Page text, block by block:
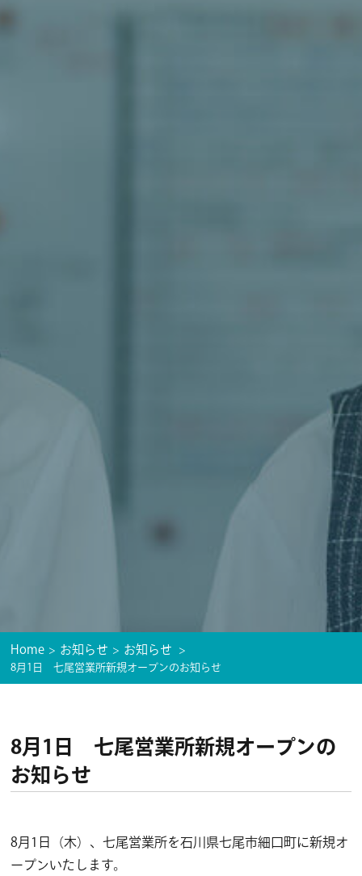
Home お知らせ お知らせ
8月1日 七尾営業所新規オープンのお知らせ
8月1日 七尾営業所新規オープンの
お知らせ
8月1日（木）、七尾営業所を石川県七尾市細口町に新規オ
ープンいたします。